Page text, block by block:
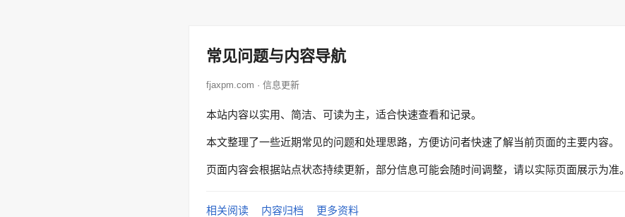
常见问题与内容导航
fjaxpm.com · 信息更新
本站内容以实用、简洁、可读为主，适合快速查看和记录。
本文整理了一些近期常见的问题和处理思路，方便访问者快速了解当前页面的主要内容。
页面内容会根据站点状态持续更新，部分信息可能会随时间调整，请以实际页面展示为准。
相关阅读 内容归档 更多资料